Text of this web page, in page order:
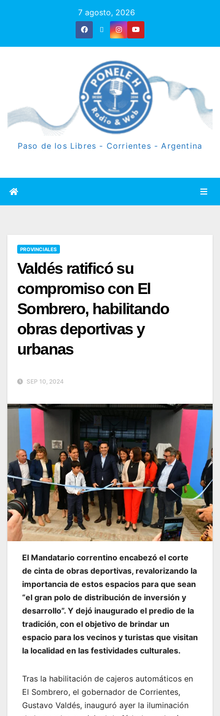
7 agosto, 2026
Paso de los Libres - Corrientes - Argentina
PROVINCIALES
Valdés ratificó su
compromiso con El
Sombrero, habilitando
obras deportivas y
urbanas
SEP 10, 2024
El Mandatario correntino encabezó el corte
de cinta de obras deportivas, revalorizando la
importancia de estos espacios para que sean
“el gran polo de distribución de inversión y
desarrollo”. Y dejó inaugurado el predio de la
tradición, con el objetivo de brindar un
espacio para los vecinos y turistas que visitan
la localidad en las festividades culturales.
Tras la habilitación de cajeros automáticos en
El Sombrero, el gobernador de Corrientes,
Gustavo Valdés, inauguró ayer la iluminación